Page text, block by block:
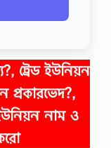
ট্রেড ইউনিয়ন
প্রকারভেদ?,
নাম ও